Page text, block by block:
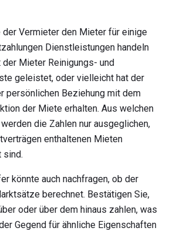
Vermieter den Mieter für einige
Dienstleistungen handeln
Mieter Reinigungs- und
geleistet, oder vielleicht hat der
persönlichen Beziehung mit dem
der Miete erhalten. Aus welchen
die Zahlen nur ausgeglichen,
enthaltenen Mieten
sind.
könnte auch nachfragen, ob der
berechnet. Bestätigen Sie,
oder über dem hinaus zahlen, was
Gegend für ähnliche Eigenschaften